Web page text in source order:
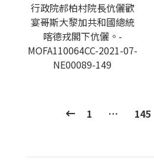
行政院郝柏村院長伉儷歡
宴哥斯大黎加共和國總統
喀德戎閣下伉儷。-
MOFA110064CC-2021-07-
NE00089-149
1 … 145